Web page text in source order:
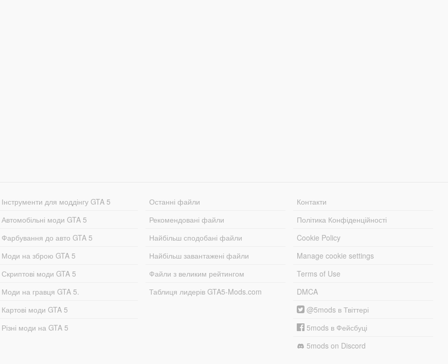
Інструменти для моддінгу GTA 5
Автомобільні моди GTA 5
Фарбування до авто GTA 5
Моди на зброю GTA 5
Скриптові моди GTA 5
Моди на гравця GTA 5.
Картові моди GTA 5
Різні моди на GTA 5
Останні файли
Рекомендовані файли
Найбільш сподобані файли
Найбільш завантажені файли
Файли з великим рейтингом
Таблиця лидерів GTA5-Mods.com
Контакти
Політика Конфіденційності
Cookie Policy
Manage cookie settings
Terms of Use
DMCA
@5mods в Твіттері
5mods в Фейсбуці
5mods on Discord